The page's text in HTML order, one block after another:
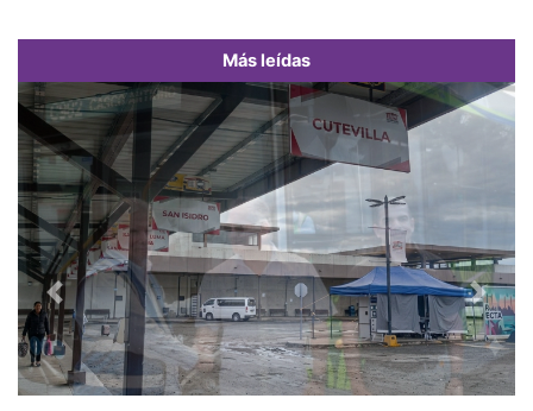
Más leídas
Previous Next